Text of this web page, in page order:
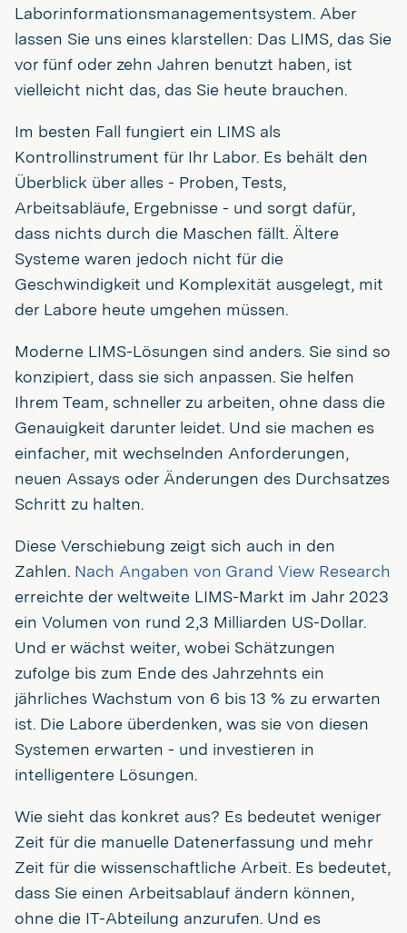
Laborinformationsmanagementsystem. Aber
lassen Sie uns eines klarstellen: Das LIMS, das Sie
vor fünf oder zehn Jahren benutzt haben, ist
vielleicht nicht das, das Sie heute brauchen.
Im besten Fall fungiert ein LIMS als
Kontrollinstrument für Ihr Labor. Es behält den
Überblick über alles - Proben, Tests,
Arbeitsabläufe, Ergebnisse - und sorgt dafür,
dass nichts durch die Maschen fällt. Ältere
Systeme waren jedoch nicht für die
Geschwindigkeit und Komplexität ausgelegt, mit
der Labore heute umgehen müssen.
Moderne LIMS-Lösungen sind anders. Sie sind so
konzipiert, dass sie sich anpassen. Sie helfen
Ihrem Team, schneller zu arbeiten, ohne dass die
Genauigkeit darunter leidet. Und sie machen es
einfacher, mit wechselnden Anforderungen,
neuen Assays oder Änderungen des Durchsatzes
Schritt zu halten.
Diese Verschiebung zeigt sich auch in den
Zahlen. Nach Angaben von Grand View Research
erreichte der weltweite LIMS-Markt im Jahr 2023
ein Volumen von rund 2,3 Milliarden US-Dollar.
Und er wächst weiter, wobei Schätzungen
zufolge bis zum Ende des Jahrzehnts ein
jährliches Wachstum von 6 bis 13 % zu erwarten
ist. Die Labore überdenken, was sie von diesen
Systemen erwarten - und investieren in
intelligentere Lösungen.
Wie sieht das konkret aus? Es bedeutet weniger
Zeit für die manuelle Datenerfassung und mehr
Zeit für die wissenschaftliche Arbeit. Es bedeutet,
dass Sie einen Arbeitsablauf ändern können,
ohne die IT-Abteilung anzurufen. Und es